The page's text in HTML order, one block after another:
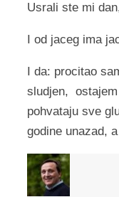
Usrali ste mi
I od jaceg ima
I da: procitao
sludjen, ostajem
pohvataju sve
godine unazad,